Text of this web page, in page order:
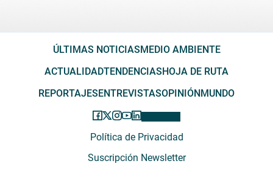
ÚLTIMAS NOTICIAS MEDIO AMBIENTE
ACTUALIDADTENDENCIAS HOJA DE RUTA
REPORTAJES ENTREVISTASOPINIÓN MUNDO
Política de Privacidad
Suscripción Newsletter